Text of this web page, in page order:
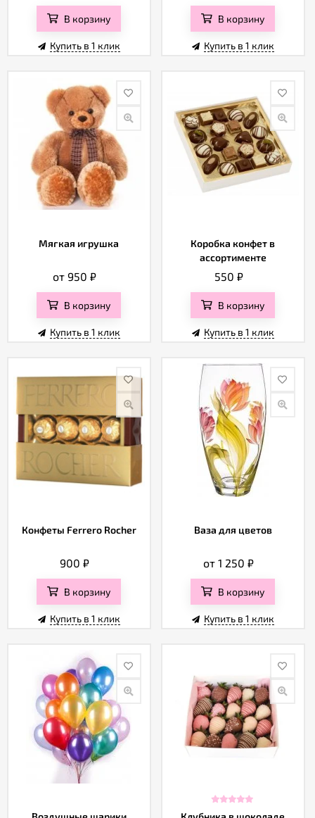
В корзину
Купить в 1 клик
В корзину
Купить в 1 клик
Мягкая игрушка
от 950₽
В корзину
Купить в 1 клик
Коробка конфет в
ассортименте
550 ₽
В корзину
Купить в 1 клик
Конфеты Ferrero Rocher
900₽
В корзину
Купить в 1 клик
Ваза для цветов
от 1 250₽
В корзину
Купить в 1 клик